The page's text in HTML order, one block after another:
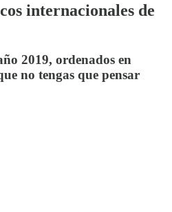
internacionales de
2019, ordenados en
no tengas que pensar